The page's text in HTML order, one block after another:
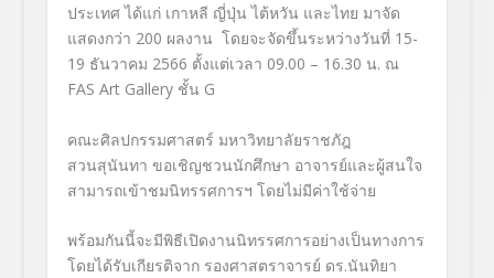
ประเทศ ได้แก่ เกาหลี ญี่ปุ่น ไต้หวัน และไทย มาจัด
แสดงกว่า 200 ผลงาน โดยจะจัดขึ้นระหว่างวันที่ 15-
19 ธันวาคม 2566 ตั้งแต่เวลา 09.00 – 16.30 น. ณ
FAS Art Gallery ชั้น G
คณะศิลปกรรมศาสตร์ มหาวิทยาลัยราชภัฎ
สวนสุนันทา ขอเชิญชวนนักศึกษา อาจารย์และผู้สนใจ
สามารถเข้าชมนิทรรศการฯ โดยไม่มีค่าใช้จ่าย
พร้อมกันนี้จะมีพิธีเปิดงานนิทรรศการอย่างเป็นทางการ
โดยได้รับเกียรติจาก รองศาสตราจารย์ ดร.นันทิยา